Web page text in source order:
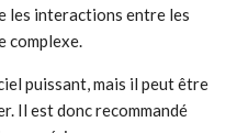
les interactions entre les
complexe.
puissant, mais il peut être
Il est donc recommandé